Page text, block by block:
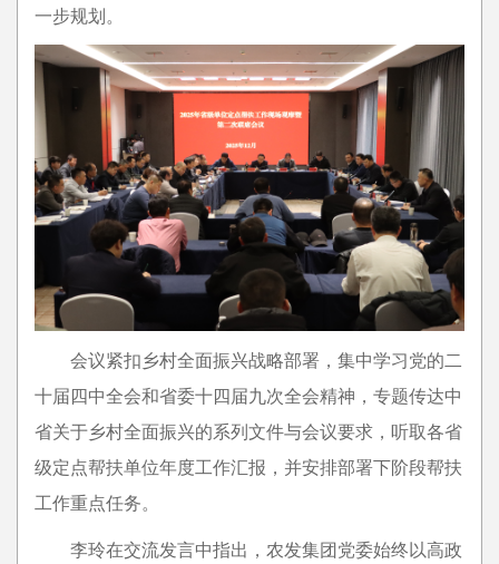
一步规划。
会议紧扣乡村全面振兴战略部署，集中学习党的二
十届四中全会和省委十四届九次全会精神，专题传达中
省关于乡村全面振兴的系列文件与会议要求，听取各省
级定点帮扶单位年度工作汇报，并安排部署下阶段帮扶
工作重点任务。
李玲在交流发言中指出，农发集团党委始终以高政